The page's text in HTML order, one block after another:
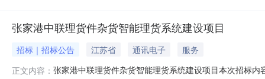
张家港中联理货件杂货智能理货系统建设项目
招标｜招标公告 江苏省 通讯电子
服务
正文内容： 张家港中联理货件杂货智能理货系统建设项目本次招标